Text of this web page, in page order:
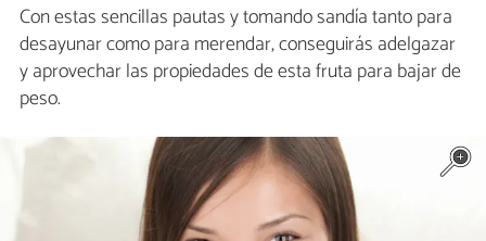
Con estas sencillas pautas y tomando sandía tanto para
desayunar como para merendar, conseguirás adelgazar
y aprovechar las propiedades de esta fruta para bajar de
peso.